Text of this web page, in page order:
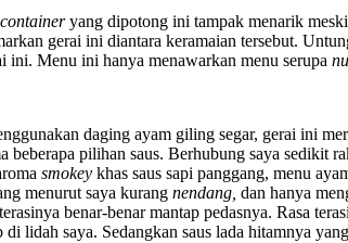
containeryang dipotong ini tampak menarik
gerai ini diantara keramaian tersebut.
ini. Menu ini hanya menawarkan menu serupa
daging ayam giling segar, gerai ini
pilihan saus. Berhubung saya sedikit
smokey khas saus sapi panggang, menu
menurut saya kurang nendang, dan hanya
benar-benar mantap pedasnya. Rasa
lidah saya. Sedangkan saus lada hitamnya